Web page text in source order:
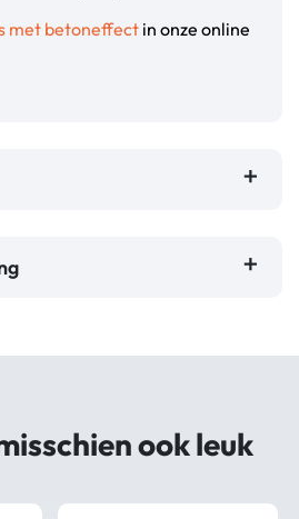
met betoneffect in onze online
ook leuk